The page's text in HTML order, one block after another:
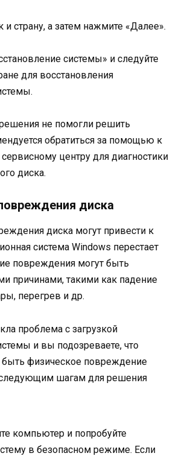
страну, а затем нажмите «Далее».
системы» и следуйте
для восстановления
не помогли решить
обратиться за помощью к
центру для диагностики
диска.
диска
диска могут привести к
система Windows перестает
повреждения могут быть
причинами, такими как падение
перегрев и др.
проблема с загрузкой
и вы подозреваете, что
физическое повреждение
следующим шагам для решения
компьютер и попробуйте
в безопасном режиме. Если